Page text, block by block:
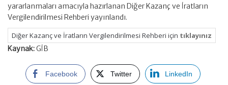
yararlanmaları amacıyla hazırlanan Diğer Kazanç ve İratların
Vergilendirilmesi Rehberi yayınlandı.
Diğer Kazanç ve İratların Vergilendirilmesi Rehberi için tıklayınız
Kaynak:GİB
Facebook Twitter LinkedIn